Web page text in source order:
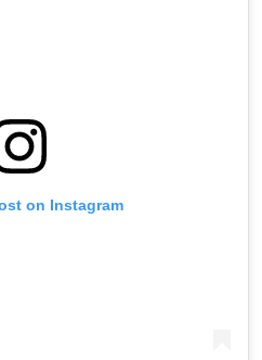
on Instagram